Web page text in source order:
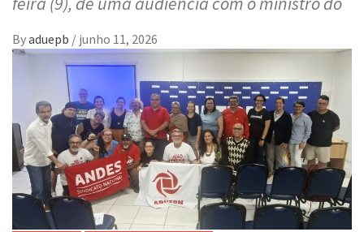
Byaduepb / junho 11, 2026